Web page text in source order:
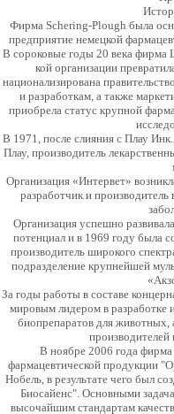
Фирма Schering-Plough была
предприятие немецкой
В сороковые годы 20 века фирма
кой организации
национализирована
и разработкам, а также
приобрела статус крупной
В 1971, после слияния с Плау
Плау, производитель
Организация «Интервет»
разработчик и
Организация успешно
потенциал и в 1969 году была
производитель широкого
подразделение крупнейшей
За годы работы в составе
мировым лидером в разработке
биопрепаратов для животных,
В ноябре 2006 года фирма
фармацевтической продукции
Нобель, в результате чего был
Биосайенс". Основными
высочайшим стандартам